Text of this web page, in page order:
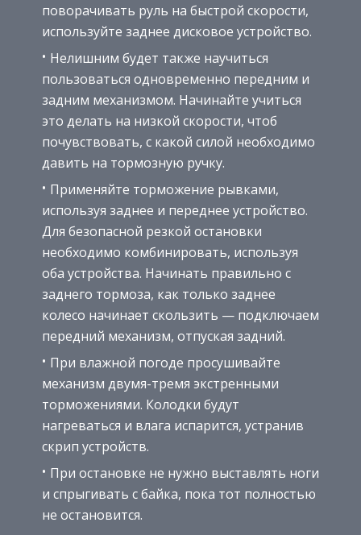
поворачивать руль на быстрой скорости,
используйте заднее дисковое устройство.
Нелишним будет также научиться
пользоваться одновременно передним и
задним механизмом. Начинайте учиться
это делать на низкой скорости, чтоб
почувствовать, с какой силой необходимо
давить на тормозную ручку.
Применяйте торможение рывками,
используя заднее и переднее устройство.
Для безопасной резкой остановки
необходимо комбинировать, используя
оба устройства. Начинать правильно с
заднего тормоза, как только заднее
колесо начинает скользить — подключаем
передний механизм, отпуская задний.
При влажной погоде просушивайте
механизм двумя-тремя экстренными
торможениями. Колодки будут
нагреваться и влага испарится, устранив
скрип устройств.
При остановке не нужно выставлять ноги
и спрыгивать с байка, пока тот полностью
не остановится.